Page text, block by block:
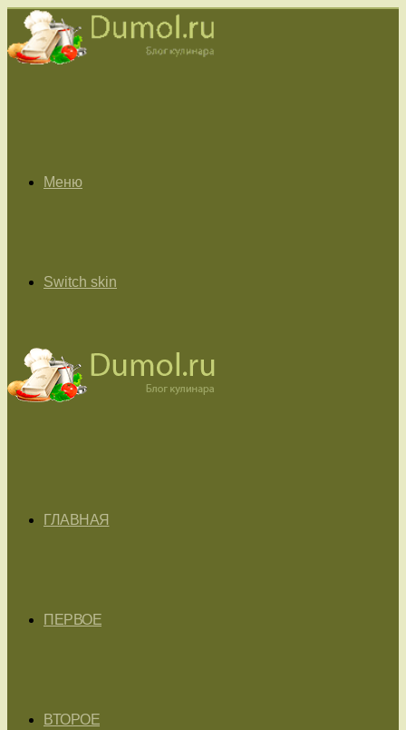
Меню
Switch skin
ГЛАВНАЯ
ПЕРВОЕ
ВТОРОЕ